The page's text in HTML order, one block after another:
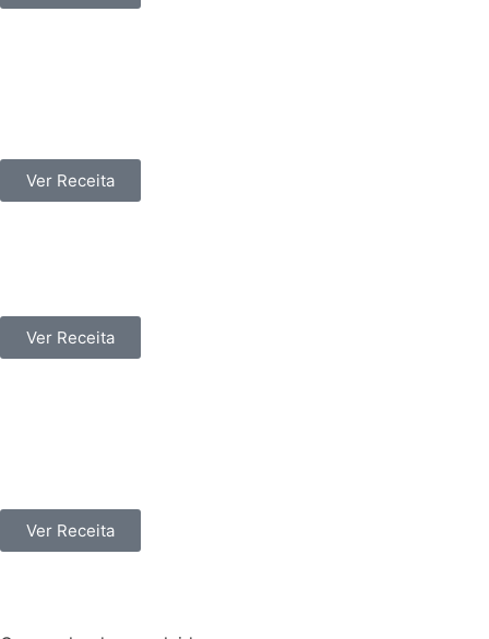
Ver Receita
Ver Receita
Ver Receita